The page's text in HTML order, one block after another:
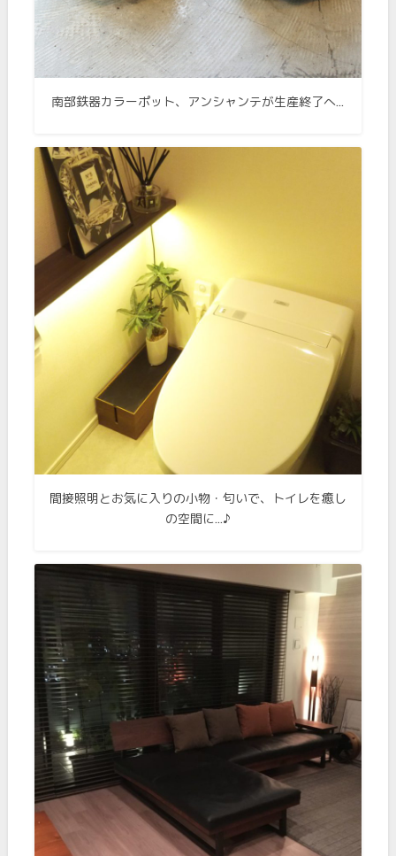
南部鉄器カラーポット、アンシャンテが生産終了へ…
間接照明とお気に入りの小物・匂いで、トイレを癒し
の空間に…♪